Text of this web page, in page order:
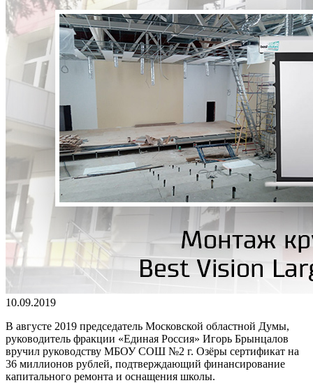
10.09.2019
В августе 2019 председатель Московской областной Думы,
руководитель фракции «Единая Россия» Игорь Брынцалов
вручил руководству МБОУ СОШ №2 г. Озёры сертификат на
36 миллионов рублей, подтверждающий финансирование
капитального ремонта и оснащения школы.